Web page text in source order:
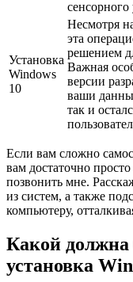
сенсорного
Установка
Windows
10
Несмотря
эта
решением
Важная
версии
ваши
так и
Если вам сложно
вам достаточно просто
позвонить мне.
из систем, а также
компьютеру,
Какой
установка